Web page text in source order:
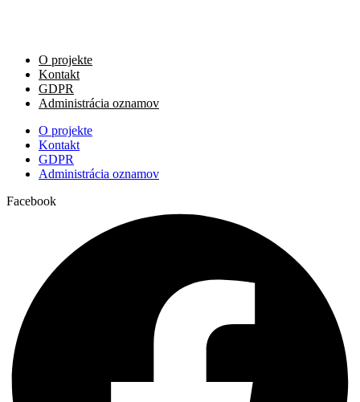
O projekte
Kontakt
GDPR
Administrácia oznamov
O projekte
Kontakt
GDPR
Administrácia oznamov
Facebook